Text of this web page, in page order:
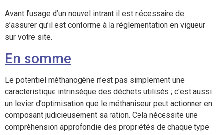
Avant l’usage d’un nouvel intrant il est nécessaire de
s’assurer qu’il est conforme à la réglementation en vigueur
sur votre site.
En somme
Le potentiel méthanogène n’est pas simplement une
caractéristique intrinsèque des déchets utilisés ; c’est aussi
un levier d’optimisation que le méthaniseur peut actionner en
composant judicieusement sa ration. Cela nécessite une
compréhension approfondie des propriétés de chaque type